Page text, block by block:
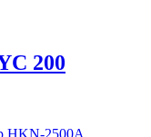
200